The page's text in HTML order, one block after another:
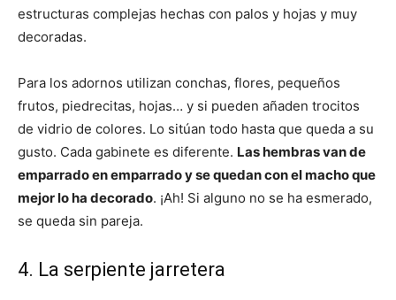
estructuras complejas hechas con palos y hojas y muy
decoradas.
Para los adornos utilizan conchas, flores, pequeños
frutos, piedrecitas, hojas… y si pueden añaden trocitos
de vidrio de colores. Lo sitúan todo hasta que queda a su
gusto. Cada gabinete es diferente. Las hembras van de
emparrado en emparrado y se quedan con el macho que
mejor lo ha decorado. ¡Ah! Si alguno no se ha esmerado,
se queda sin pareja.
4. La serpiente jarretera